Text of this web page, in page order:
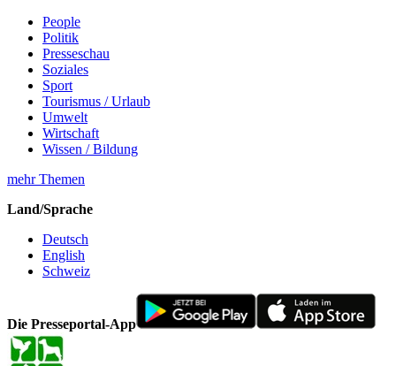
People
Politik
Presseschau
Soziales
Sport
Tourismus / Urlaub
Umwelt
Wirtschaft
Wissen / Bildung
mehr Themen
Land/Sprache
Deutsch
English
Schweiz
Die Presseportal-App